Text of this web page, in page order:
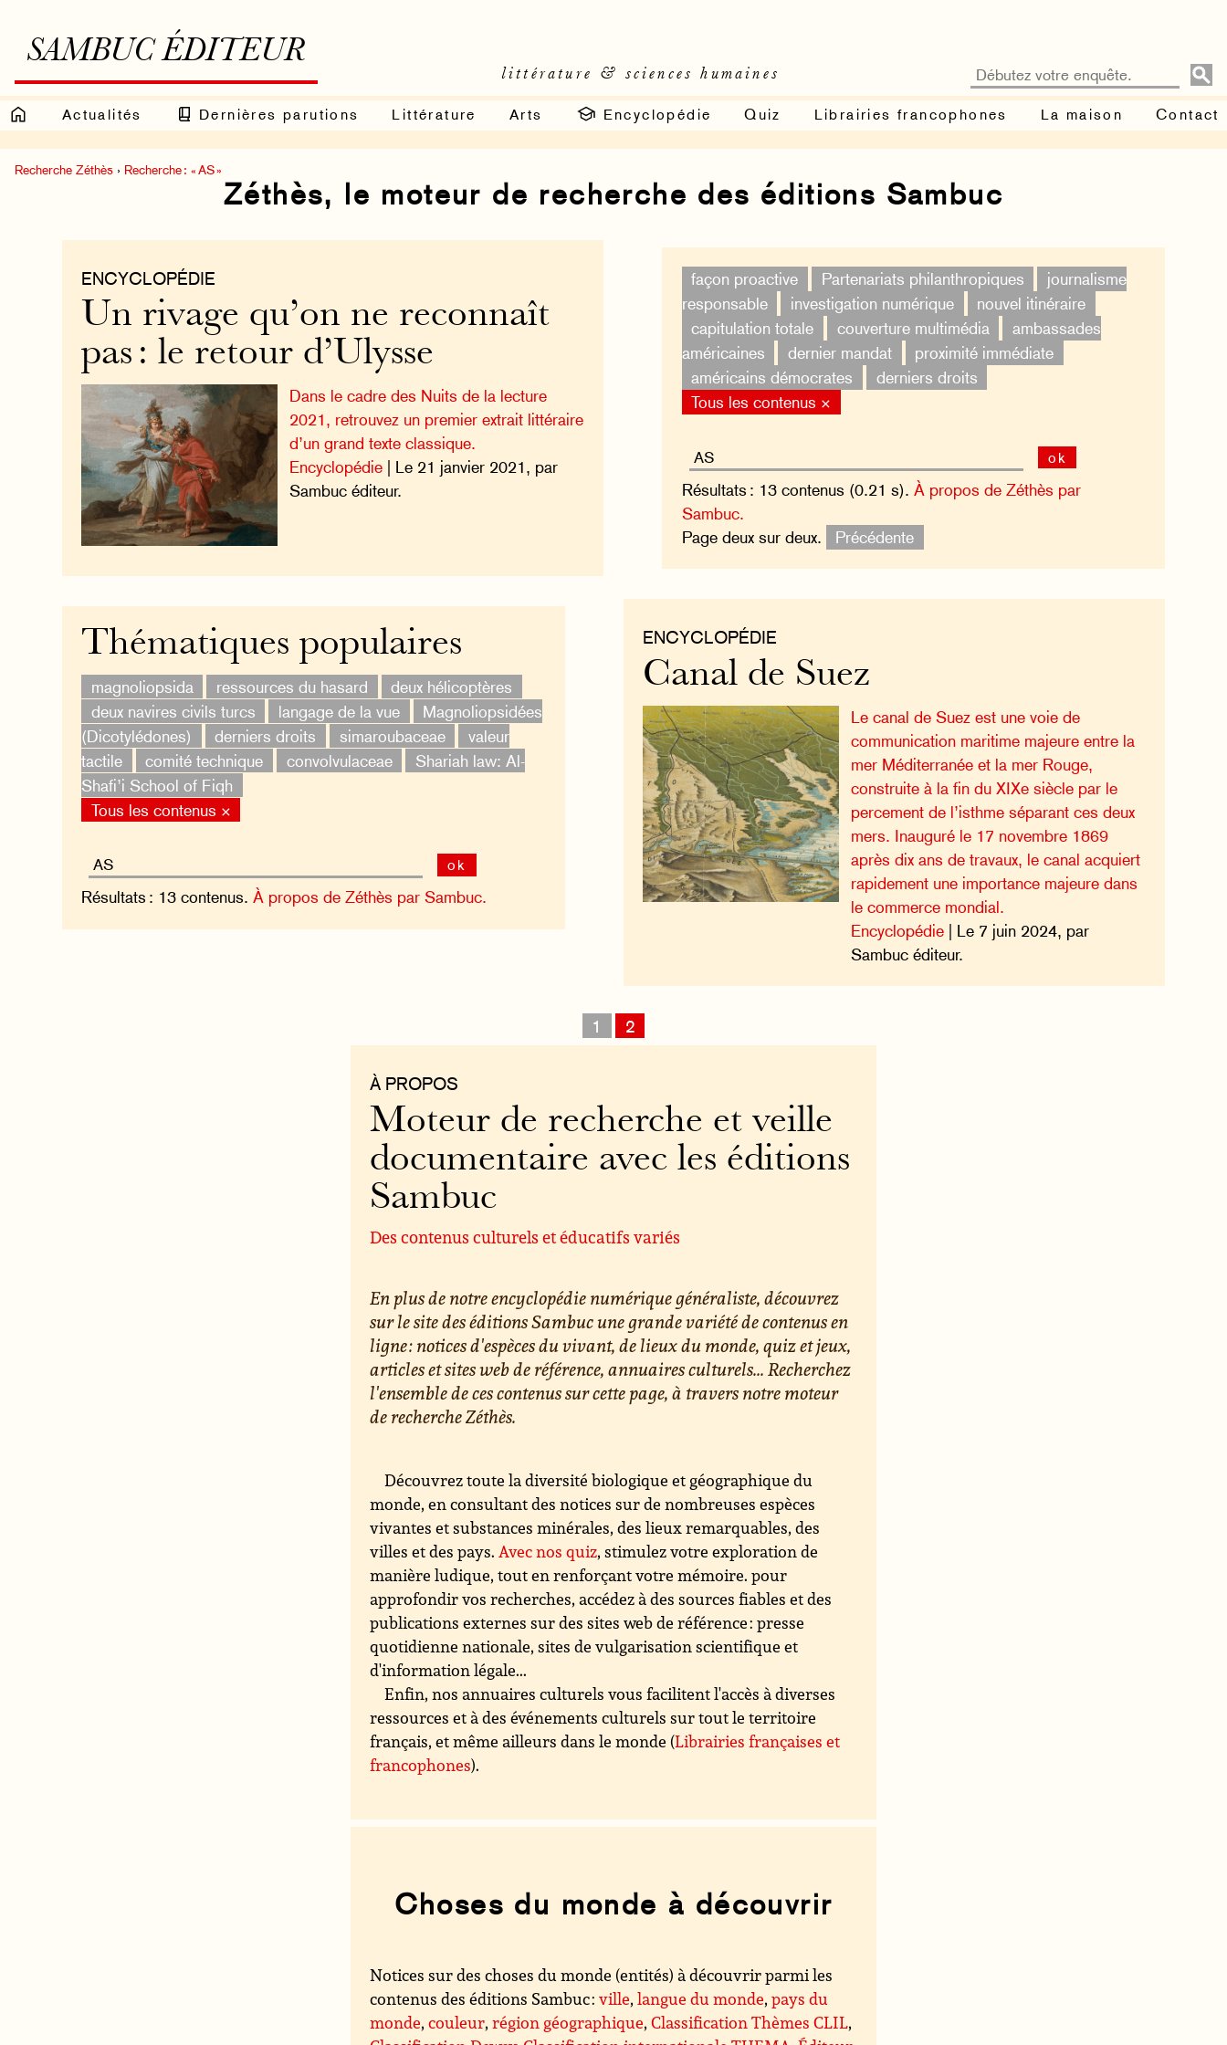
SAMBUC ÉDITEUR
littérature & sciences humaines
Actualités Dernières parutions Littérature Arts Encyclopédie Quiz Librairies francophones La maison Contact
Recherche Zéthès › Recherche : « AS »
Zéthès, le moteur de recherche des éditions Sambuc
façon proactive Partenariats philanthropiques
journalisme
responsable
investigation numérique
nouvel itinéraire
capitulation totale
couverture multimédia
ambassades
américaines
dernier mandat
proximité immédiate
américains démocrates
derniers droits
Tous les contenus ×
ok
Résultats : 13 contenus (0.21 s). À propos de Zéthès par
Sambuc.
Page deux sur deux.
Précédente
ENCYCLOPÉDIE
Un rivage qu’on ne reconnaît
pas : le retour d’Ulysse
Dans le cadre des Nuits de la lecture
2021, retrouvez un premier extrait littéraire
d’un grand texte classique.
Encyclopédie | Le 21 janvier 2021, par
Sambuc éditeur.
ENCYCLOPÉDIE
Canal de Suez
Le canal de Suez est une voie de
communication maritime majeure entre la
mer Méditerranée et la mer Rouge,
construite à la fin du XIXe siècle par le
percement de l’isthme séparant ces deux
mers. Inauguré le 17 novembre 1869
après dix ans de travaux, le canal acquiert
rapidement une importance majeure dans
le commerce mondial.
Encyclopédie | Le 7 juin 2024, par
Sambuc éditeur.
Thématiques populaires
magnoliopsida ressources du hasard
deux hélicoptères
deux navires civils turcs
langage de la vue
Magnoliopsidées
(Dicotylédones)
derniers droits simaroubaceae
valeur
tactile
comité technique convolvulaceae
Shariah law: Al-
Shafi’i School of Fiqh
Tous les contenus ×
ok
Résultats : 13 contenus. À propos de Zéthès par Sambuc.
1 2
À PROPOS
Moteur de recherche et veille
documentaire avec les éditions
Sambuc
Des contenus culturels et éducatifs variés
En plus de notre encyclopédie numérique généraliste, découvrez
sur le site des éditions Sambuc une grande variété de contenus en
ligne : notices d'espèces du vivant, de lieux du monde, quiz et jeux,
articles et sites web de référence, annuaires culturels... Recherchez
l'ensemble de ces contenus sur cette page, à travers notre moteur
de recherche Zéthès.
Découvrez toute la diversité biologique et géographique du
monde, en consultant des notices sur de nombreuses espèces
vivantes et substances minérales, des lieux remarquables, des
villes et des pays. Avec nos quiz, stimulez votre exploration de
manière ludique, tout en renforçant votre mémoire. pour
approfondir vos recherches, accédez à des sources fiables et des
publications externes sur des sites web de référence : presse
quotidienne nationale, sites de vulgarisation scientifique et
d'information légale...
Enfin, nos annuaires culturels vous facilitent l'accès à diverses
ressources et à des événements culturels sur tout le territoire
français, et même ailleurs dans le monde (Librairies françaises et
francophones).
Choses du monde à découvrir
Notices sur des choses du monde (entités) à découvrir parmi les
contenus des éditions Sambuc :ville,langue du monde,pays du
monde,couleur,région géographique,Classification Thèmes CLIL,